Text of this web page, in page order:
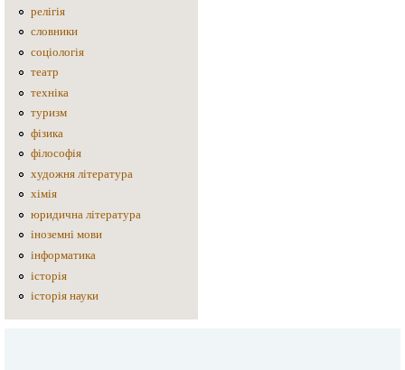
релігія
словники
соціологія
театр
техніка
туризм
фізика
філософія
художня література
хімія
юридична література
іноземні мови
інформатика
історія
історія науки